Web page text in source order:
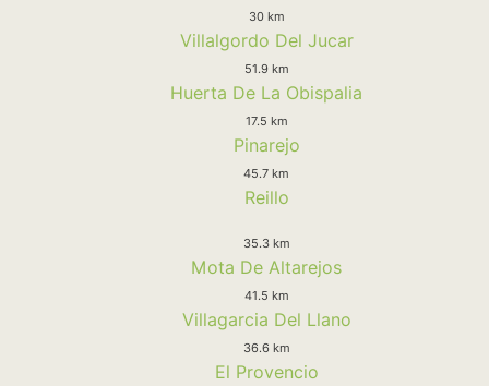
30 km
Villalgordo Del Jucar
51.9 km
Huerta De La Obispalia
17.5 km
Pinarejo
45.7 km
Reillo
35.3 km
Mota De Altarejos
41.5 km
Villagarcia Del Llano
36.6 km
El Provencio